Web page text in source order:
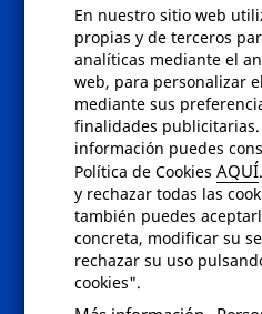
En nuestro sitio web
propias y de terceros
analíticas mediante el
web, para personalizar
mediante sus
finalidades publicitarias.
información puedes
Política de CookiesAQUÍ
y rechazar todas las
también puedes
concreta, modificar su
rechazar su uso
cookies".
Políticas
Condiciones de
Aviso de privacidad
Cookies
Bajas comunicados
Derecho de
Preguntas frecuentes
Contacto
Envíanos un email a